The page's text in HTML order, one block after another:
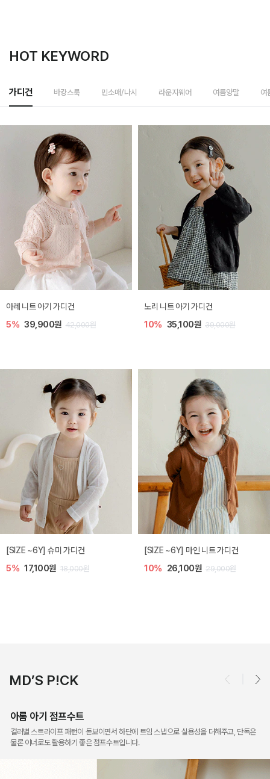
HOT KEYWORD
가디건 바캉스룩 민소매/나시 라운지웨어 여름양말 여
[SIZE ~6Y] 로메이 라운지 셋업
10% 23,400원
밀라 아기 원피스
20% 27,200원
밀라 아기 점프수트
10% 30,600원
밀라 아기 셋업
20% 35,200원
MD’S P!CK
아롬 아기 점프수트
컬러별 스트라이프 패턴이 돋보이면서 하단에 트임 스냅으로 실용성을 더해주고, 단독은
물론 이너로도 활용하기 좋은 점프수트입니다.